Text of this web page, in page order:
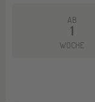
AB
1
WOCHE